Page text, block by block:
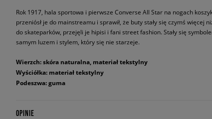
Rok 1917, hala sportowa i pierwsze Converse All Star na nogach
przeniósł je do mainstreamu i sprawił, że buty stały się czymś więcej
do skateparków, przejęli je hipisi i fani street fashion. Stały się
samym luzem i stylem, który się nie starzeje.
Wierzch: skóra naturalna, materiał tekstylny
Wyściółka: materiał tekstylny
Podeszwa: guma
OPINIE